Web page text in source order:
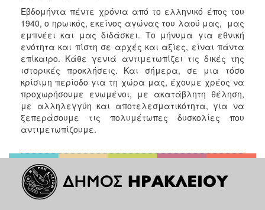
Εβδομήντα πέντε χρόνια από το ελληνικό έπος του
1940, ο ηρωικός, εκείνος αγώνας του λαού μας, μας
εμπνέει και μας διδάσκει. Το μήνυμα για εθνική
ενότητα και πίστη σε αρχές και αξίες, είναι πάντα
επίκαιρο. Κάθε γενιά αντιμετωπίζει τις δικές της
ιστορικές προκλήσεις. Και σήμερα, σε μια τόσο
κρίσιμη περίοδο για τη χώρα μας, έχουμε χρέος να
προχωρήσουμε ενωμένοι, με ακατάβλητη θέληση,
με αλληλεγγύη και αποτελεσματικότητα, για να
ξεπεράσουμε τις πολυμέτωπες δυσκολίες που
αντιμετωπίζουμε.